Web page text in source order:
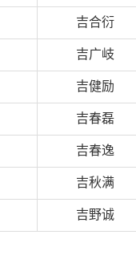
吉合衍
吉广岐
吉健励
吉春磊
吉春逸
吉秋满
吉野诚